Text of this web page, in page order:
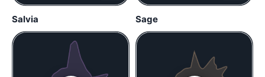
Salvia Sage